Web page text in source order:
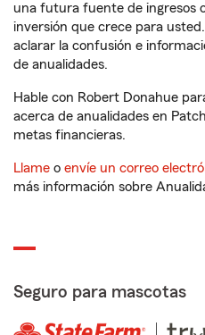
una futura fuente de ingresos
inversión que crece para
aclarar la confusión e
de anualidades.
Hable con Robert Donahue
acerca de anualidades en
metas financieras.
Llame o envíe un correo
más información sobre
Seguro para mascotas